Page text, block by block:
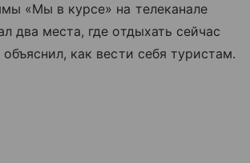
«Мы в курсе» на телеканале
два места, где отдыхать сейчас
как вести себя туристам.